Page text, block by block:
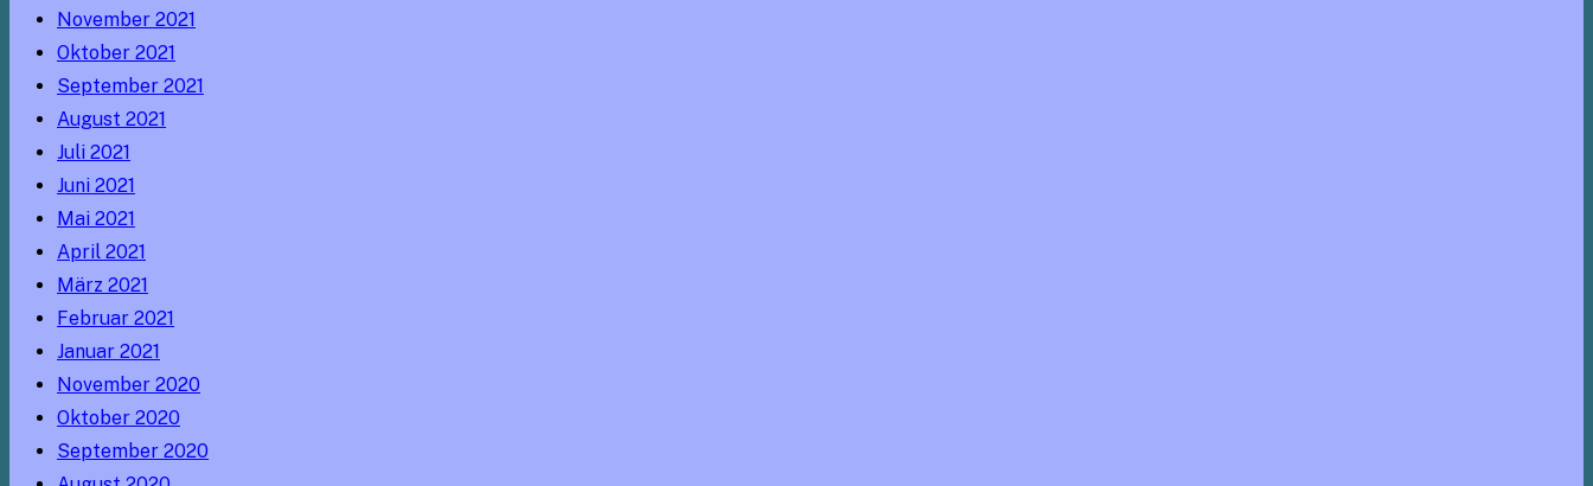
November 2021
Oktober 2021
September 2021
August 2021
Juli 2021
Juni 2021
Mai 2021
April 2021
März 2021
Februar 2021
Januar 2021
November 2020
Oktober 2020
September 2020